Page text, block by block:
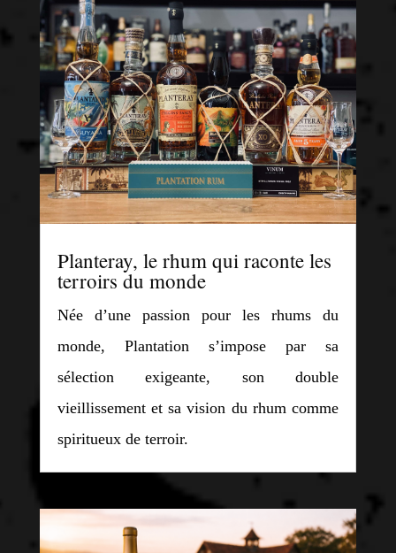
Planteray, le rhum qui raconte les
terroirs du monde
Née d’une passion pour les rhums du
monde, Plantation s’impose par sa
sélection exigeante, son double
vieillissement et sa vision du rhum comme
spiritueux de terroir.